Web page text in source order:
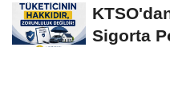
Sigorta